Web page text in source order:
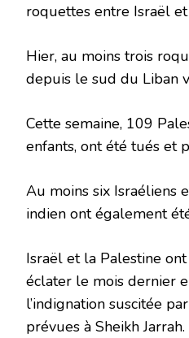
roquettes entre Israël
Hier, au moins trois
depuis le sud du Liban
Cette semaine, 109
enfants, ont été tués et
Au moins six Israéliens
indien ont également
Israël et la Palestine
éclater le mois dernier
l’indignation suscitée
prévues à Sheikh Jarrah.